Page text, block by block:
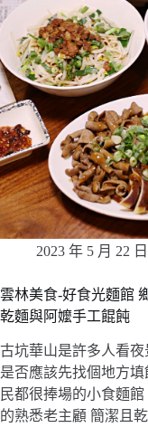
2023 年 5 月 22 日
雲林美食-好食光麵館
乾麵與阿嬤手工餛飩
古坑華山是許多人看
是否應該先找個地方
民都很捧場的小食麵
的熟悉老主顧 簡潔且